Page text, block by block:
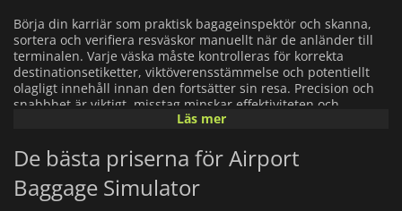
Börja din karriär som praktisk bagageinspektör och skanna,
sortera och verifiera resväskor manuellt när de anländer till
terminalen. Varje väska måste kontrolleras för korrekta
destinationsetiketter, viktöverensstämmelse och potentiellt
olagligt innehåll innan den fortsätter sin resa. Precision och
snabbhet är viktigt, misstag minskar effektiviteten och
I takt med att du utvecklas kommer du att gå bortom manuellt
arbete och börja utforma och optimera ett helautomatiskt
bagagehanteringssystem. Bygg transportbandsnätverk,
installera skannrar och sorteringsmaskiner och förvandla
Läs mer
De bästa priserna för Airport
Baggage Simulator